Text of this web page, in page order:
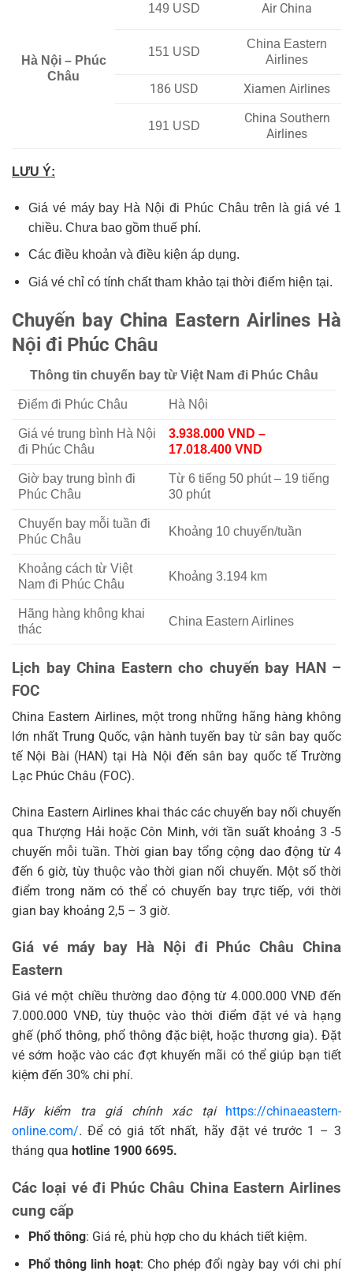
Hà Nội – Phúc
Châu
149 USD Air China
151 USD
China Eastern
Airlines
186 USD Xiamen Airlines
191 USD
China Southern
Airlines
LƯU Ý:
Giá vé máy bay Hà Nội đi Phúc Châu trên là giá vé 1
chiều. Chưa bao gồm thuế phí.
Các điều khoản và điều kiện áp dụng.
Giá vé chỉ có tính chất tham khảo tại thời điểm hiện tại.
Chuyến bay China Eastern Airlines Hà
Nội đi Phúc Châu
Thông tin chuyến bay từ Việt Nam đi Phúc Châu
Điểm đi Phúc Châu Hà Nội
Giá vé trung bình Hà Nội
đi Phúc Châu
3.938.000 VND –
17.018.400 VND
Giờ bay trung bình đi
Phúc Châu
Từ 6 tiếng 50 phút – 19 tiếng
30 phút
Chuyến bay mỗi tuần đi
Phúc Châu
Khoảng 10 chuyến/tuần
Khoảng cách từ Việt
Nam đi Phúc Châu
Khoảng 3.194 km
Hãng hàng không khai
thác
China Eastern Airlines
Lịch bay China Eastern cho chuyến bay HAN –
FOC
China Eastern Airlines, một trong những hãng hàng không
lớn nhất Trung Quốc, vận hành tuyến bay từ sân bay quốc
tế Nội Bài (HAN) tại Hà Nội đến sân bay quốc tế Trường
Lạc Phúc Châu (FOC).
China Eastern Airlines khai thác các chuyến bay nối chuyến
qua Thượng Hải hoặc Côn Minh, với tần suất khoảng 3 -5
chuyến mỗi tuần. Thời gian bay tổng cộng dao động từ 4
đến 6 giờ, tùy thuộc vào thời gian nối chuyến. Một số thời
điểm trong năm có thể có chuyến bay trực tiếp, với thời
gian bay khoảng 2,5 – 3 giờ.
Giá vé máy bay Hà Nội đi Phúc Châu China
Eastern
Giá vé một chiều thường dao động từ 4.000.000 VNĐ đến
7.000.000 VNĐ, tùy thuộc vào thời điểm đặt vé và hạng
ghế (phổ thông, phổ thông đặc biệt, hoặc thương gia). Đặt
vé sớm hoặc vào các đợt khuyến mãi có thể giúp bạn tiết
kiệm đến 30% chi phí.
Hãy kiểm tra giá chính xác tại https://chinaeastern-
online.com/.Để có giá tốt nhất, hãy đặt vé trước 1 – 3
tháng qua hotline 1900 6695.
Các loại vé đi Phúc Châu China Eastern Airlines
cung cấp
Phổ thông: Giá rẻ, phù hợp cho du khách tiết kiệm.
Phổ thông linh hoạt: Cho phép đổi ngày bay với chi phí